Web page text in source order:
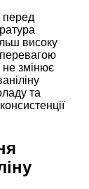
перед
високу
перевагою
не змінює
та